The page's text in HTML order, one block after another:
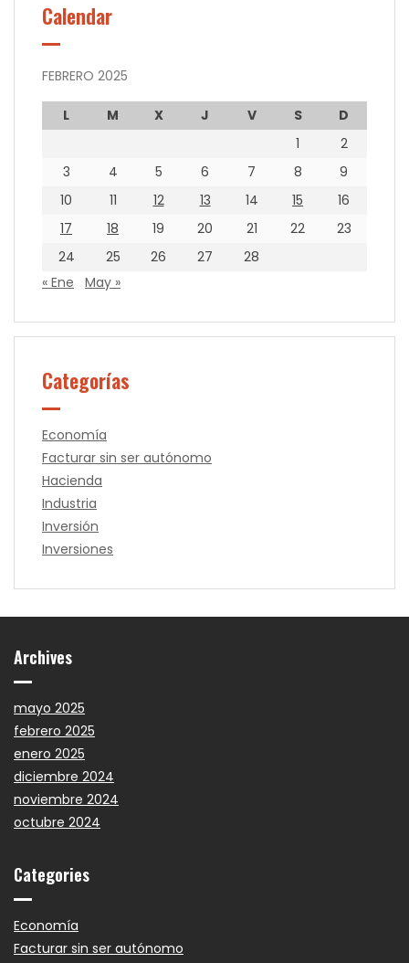
Calendar
FEBRERO 2025
L M X J V S
D
1
2
3
4 5 6 7 8
9
10
11 12 13 14 15
16
17
18 19 20 21 22
23
24
25 26 27
28
« Ene
May »
Categorías
Economía
Facturar sin ser autónomo
Hacienda
Industria
Inversión
Inversiones
Archives
mayo 2025
febrero 2025
enero 2025
diciembre 2024
noviembre 2024
octubre 2024
Categories
Economía
Facturar sin ser autónomo